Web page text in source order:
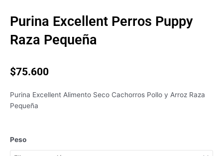
Purina Excellent Perros Puppy
Raza Pequeña
$75.600
Purina Excellent Alimento Seco Cachorros Pollo y Arroz Raza
Pequeña
Peso
Purina
Excellent